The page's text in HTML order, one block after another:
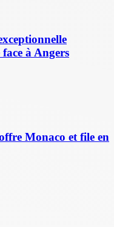
à Angers
Monaco et file en